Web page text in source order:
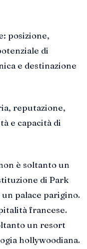
posizione,
di
e destinazione
reputazione,
e capacità di
è soltanto un
di Park
palace parigino.
francese.
un resort
hollywoodiana.